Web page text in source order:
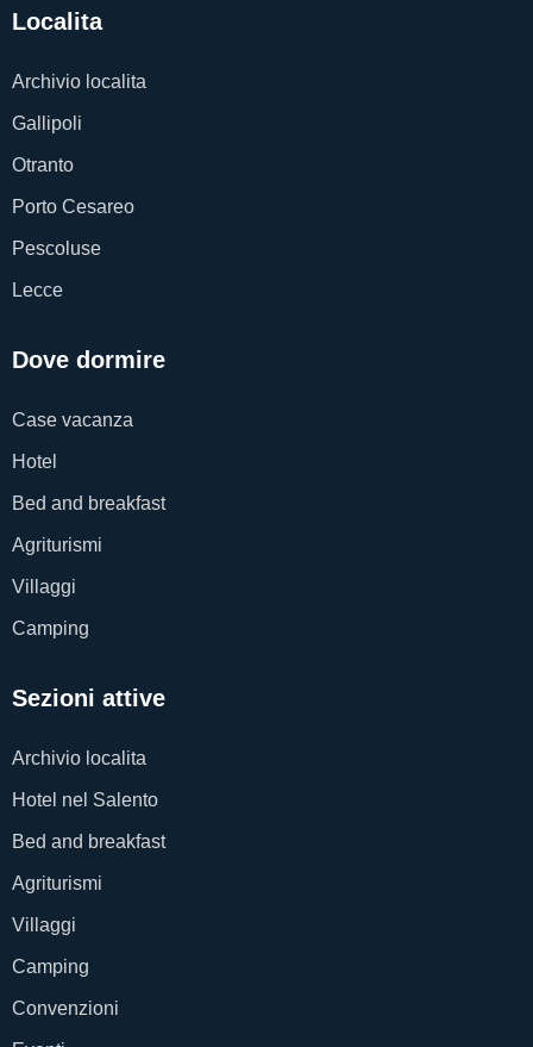
Localita
Archivio localita
Gallipoli
Otranto
Porto Cesareo
Pescoluse
Lecce
Dove dormire
Case vacanza
Hotel
Bed and breakfast
Agriturismi
Villaggi
Camping
Sezioni attive
Archivio localita
Hotel nel Salento
Bed and breakfast
Agriturismi
Villaggi
Camping
Convenzioni